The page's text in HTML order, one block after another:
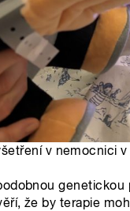
v nemocnici
že by terapie